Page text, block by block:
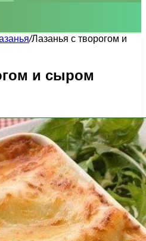
/Лазанья с творогом и
и сыром